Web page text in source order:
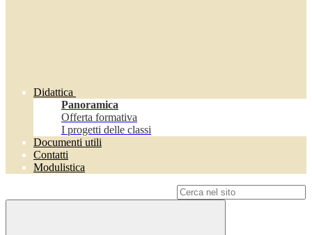
Didattica
Panoramica
Offerta formativa
I progetti delle classi
Documenti utili
Contatti
Modulistica